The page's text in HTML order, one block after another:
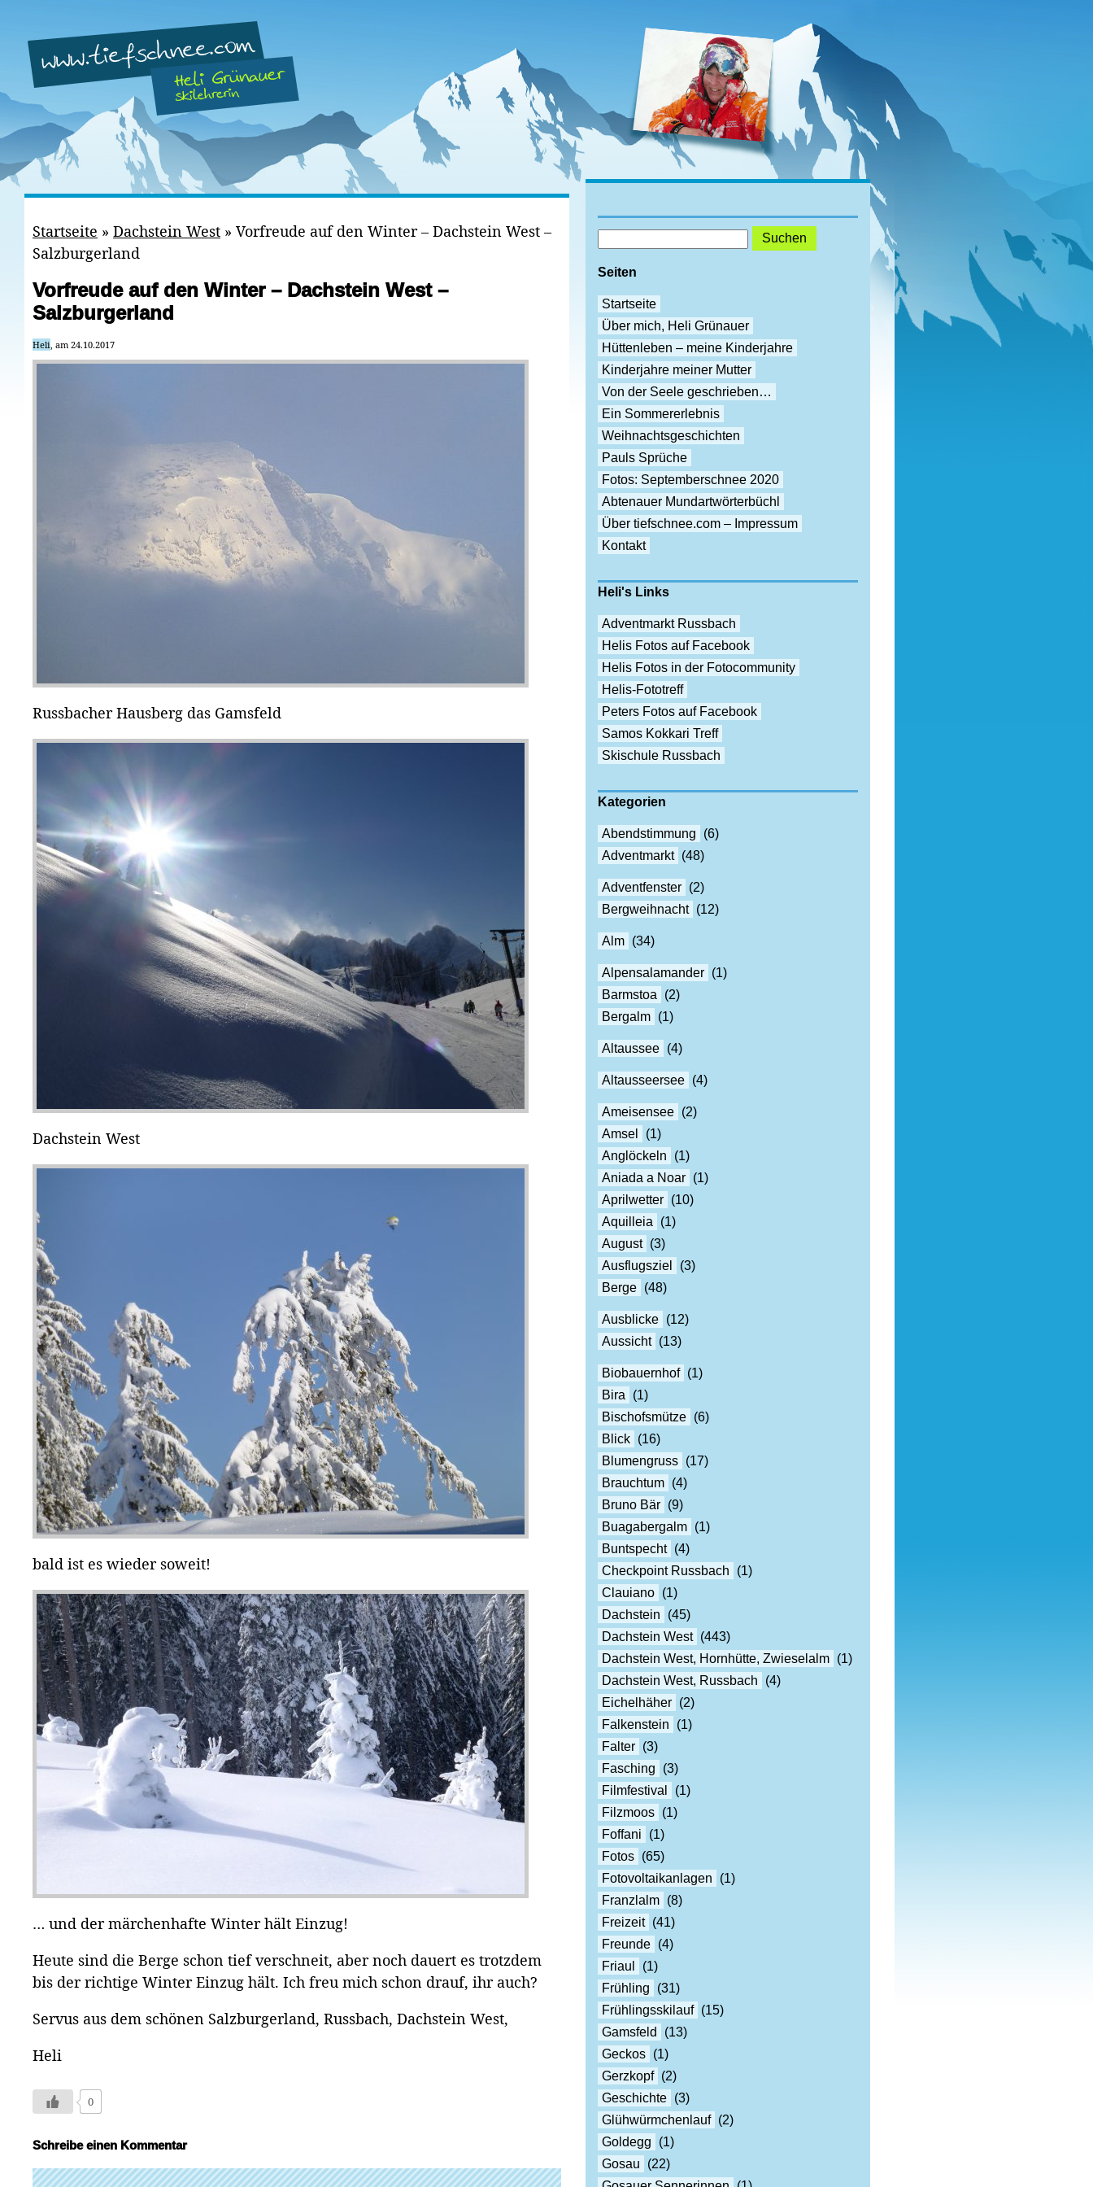
Startseite » Dachstein West » Vorfreude auf den Winter – Dachstein West –
Salzburgerland
Vorfreude auf den Winter – Dachstein West –
Salzburgerland
Heli, am 24.10.2017
Russbacher Hausberg das Gamsfeld
Dachstein West
bald ist es wieder soweit!
… und der märchenhafte Winter hält Einzug!
Heute sind die Berge schon tief verschneit, aber noch dauert es trotzdem
bis der richtige Winter Einzug hält. Ich freu mich schon drauf, ihr auch?
Servus aus dem schönen Salzburgerland, Russbach, Dachstein West,
Heli
0
Schreibe einen Kommentar
Seiten
Startseite
Über mich, Heli Grünauer
Hüttenleben – meine Kinderjahre
Kinderjahre meiner Mutter
Von der Seele geschrieben…
Ein Sommererlebnis
Weihnachtsgeschichten
Pauls Sprüche
Fotos: Septemberschnee 2020
Abtenauer Mundartwörterbüchl
Über tiefschnee.com – Impressum
Kontakt
Heli's Links
Adventmarkt Russbach
Helis Fotos auf Facebook
Helis Fotos in der Fotocommunity
Helis-Fototreff
Peters Fotos auf Facebook
Samos Kokkari Treff
Skischule Russbach
Kategorien
Abendstimmung
(6)
Adventmarkt (48)
Adventfenster (2)
Bergweihnacht (12)
Alm (34)
Alpensalamander (1)
Barmstoa
(2)
Bergalm (1)
Altaussee (4)
Altausseersee (4)
Ameisensee (2)
Amsel
(1)
Anglöckeln
(1)
Aniada a Noar (1)
Aprilwetter (10)
Aquilleia
(1)
August (3)
Ausflugsziel
(3)
Berge (48)
Ausblicke (12)
Aussicht (13)
Biobauernhof (1)
Bira
(1)
Bischofsmütze (6)
Blick (16)
Blumengruss (17)
Brauchtum (4)
Bruno Bär (9)
Buagabergalm (1)
Buntspecht (4)
Checkpoint Russbach
(1)
Clauiano (1)
Dachstein
(45)
Dachstein West (443)
Dachstein West, Hornhütte, Zwieselalm (1)
Dachstein West, Russbach
(4)
Eichelhäher (2)
Falkenstein
(1)
Falter (3)
Fasching
(3)
Filmfestival
(1)
Filzmoos (1)
Foffani
(1)
Fotos (65)
Fotovoltaikanlagen
(1)
Franzlalm (8)
Freizeit (41)
Freunde (4)
Friaul
(1)
Frühling
(31)
Frühlingsskilauf (15)
Gamsfeld
(13)
Geckos (1)
Gerzkopf (2)
Geschichte (3)
Glühwürmchenlauf (2)
Goldegg
(1)
Gosau
(22)